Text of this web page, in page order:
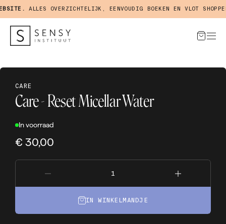
ALLES OVERZICHTELIJK, EENVOUDIG BOEKEN EN VLOT SHOPPEN
CARE
Care - Reset Micellar Water
In voorraad
€ 30,00
IN WINKELMANDJE